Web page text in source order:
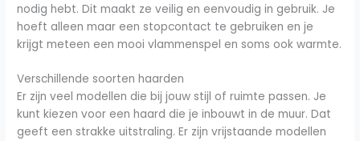
nodig hebt. Dit maakt ze veilig en eenvoudig in gebruik. Je
hoeft alleen maar een stopcontact te gebruiken en je
krijgt meteen een mooi vlammenspel en soms ook warmte.
Verschillende soorten haarden
Er zijn veel modellen die bij jouw stijl of ruimte passen. Je
kunt kiezen voor een haard die je inbouwt in de muur. Dat
geeft een strakke uitstraling. Er zijn vrijstaande modellen